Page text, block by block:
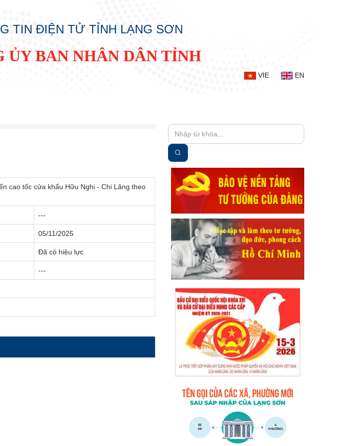
TIN ĐIỆN TỬ TỈNH LẠNG SƠN
ỦY BAN NHÂN DÂN TỈNH
VIE EN
cao tốc cửa khẩu Hữu Nghị - Chi Lăng theo
---
05/11/2025
Đã có hiệu lực
---